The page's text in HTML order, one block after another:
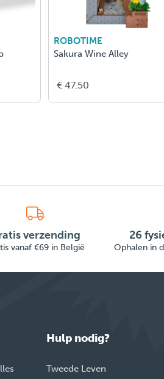
ROBOTIME
Sakura Wine Alley
€ 47.50
verzending
vanaf €69 in België
26
Ophalen in
Hulp nodig?
Tweede Leven